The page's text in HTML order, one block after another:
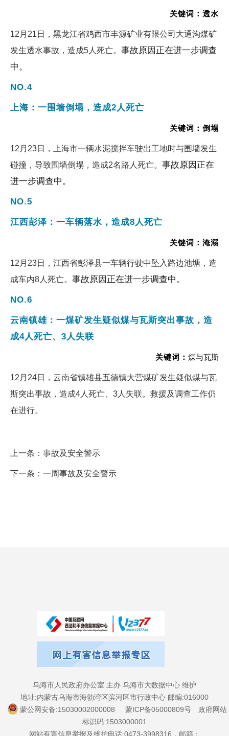
关键词：透水
12月21日，黑龙江省鸡西市丰源矿业有限公司大通沟煤矿
发生透水事故，造成5人死亡。 事故原因正在进一步调查
中。
NO.4
上海：一围墙倒塌，造成2人死亡
关键词：倒塌
12月23日，上海市一辆水泥搅拌车驶出工地时与围墙发生
碰撞，导致围墙倒塌，造成2名路人死亡。 事故原因正在
进一步调查中。
NO.5
江西彭泽：一车辆落水，造成8人死亡
关键词：淹溺
12月23日，江西省彭泽县一车辆行驶中坠入路边池塘，造
成车内8人死亡。 事故原因正在进一步调查中。
NO.6
云南镇雄：一煤矿发生疑似煤与瓦斯突出事故，造
成4人死亡、3人失联
关键词： 煤与瓦斯
12月24日，云南省镇雄县五德镇大营煤矿发生疑似煤与瓦
斯突出事故，造成4人死亡、3人失联。救援及调查工作仍
在进行。
上一条： 事故及安全警示
下一条： 一周事故及安全警示
乌海市人民政府办公室 主办 乌海市大数据中心 维护
地址:内蒙古乌海市海勃湾区滨河区市行政中心 邮编:016000
蒙公网安备:15030002000008
蒙ICP备05000809号
政府网站
标识码:1503000001
网站有害信息举报及维护电话:0473-3998316，邮箱：